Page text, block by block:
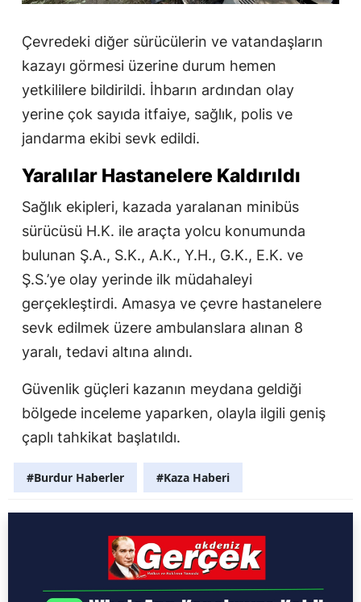
Çevredeki diğer sürücülerin ve vatandaşların
kazayı görmesi üzerine durum hemen
yetkililere bildirildi. İhbarın ardından olay
yerine çok sayıda itfaiye, sağlık, polis ve
jandarma ekibi sevk edildi.
Yaralılar Hastanelere Kaldırıldı
Sağlık ekipleri, kazada yaralanan minibüs
sürücüsü H.K. ile araçta yolcu konumunda
bulunan Ş.A., S.K., A.K., Y.H., G.K., E.K. ve
Ş.S.’ye olay yerinde ilk müdahaleyi
gerçekleştirdi. Amasya ve çevre hastanelere
sevk edilmek üzere ambulanslara alınan 8
yaralı, tedavi altına alındı.
Güvenlik güçleri kazanın meydana geldiği
bölgede inceleme yaparken, olayla ilgili geniş
çaplı tahkikat başlatıldı.
#Burdur Haberler #Kaza Haberi